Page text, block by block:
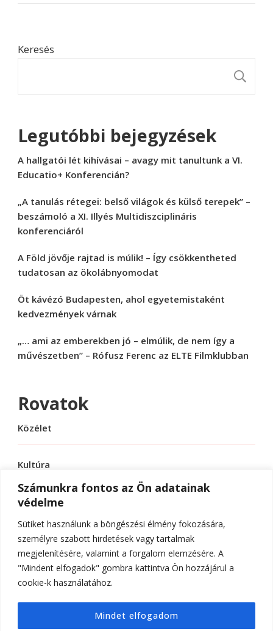
Számunkra fontos az Ön adatainak
védelme
Sütiket használunk a böngészési élmény fokozására,
személyre szabott hirdetések vagy tartalmak
megjelenítésére, valamint a forgalom elemzésére. A
"Mindent elfogadok" gombra kattintva Ön hozzájárul a
cookie-k használatához.
Mindet elfogadom
Keresés
Legutóbbi bejegyzések
A hallgatói lét kihívásai – avagy mit tanultunk a VI.
Educatio+ Konferencián?
„A tanulás rétegei: belső világok és külső terepek” –
beszámoló a XI. Illyés Multidiszciplináris
konferenciáról
A Föld jövője rajtad is múlik! – Így csökkentheted
tudatosan az ökolábnyomodat
Öt kávézó Budapesten, ahol egyetemistaként
kedvezmények várnak
„… ami az emberekben jó – elmúlik, de nem így a
művészetben” – Rófusz Ferenc az ELTE Filmklubban
Rovatok
Közélet
Kultúra
Sport
Tudomány
© Szerzői jog 2026ELTE Online
fenntartva.Hello Fashion | FejlesztetteBlossom